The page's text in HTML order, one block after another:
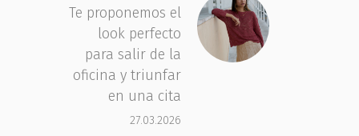
Te proponemos el
look perfecto
para salir de la
oficina y triunfar
en una cita
27.03.2026